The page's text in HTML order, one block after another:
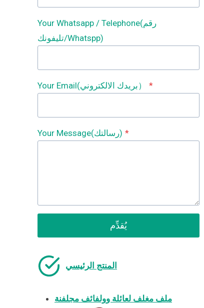
Your Whatsapp / Telephone(رقم
تليفونك/Whatspp)
Your Email(بريدك الالكتروني） *
Your Message(رسالتك) *
يُقدِّم
المنتج الرئيسي
ملف مغلف لعائلة وولفائف مجلفنة